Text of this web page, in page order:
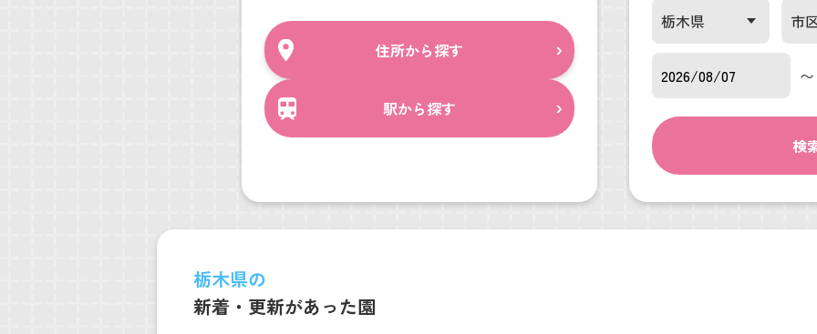
住所から探す
駅から探す
〜
検
栃木県の
新着・更新があった園